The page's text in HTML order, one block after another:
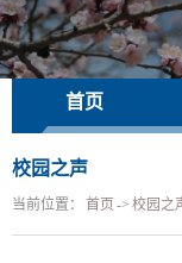
首页
校园之声
当前位置： 首页 -> 校园之